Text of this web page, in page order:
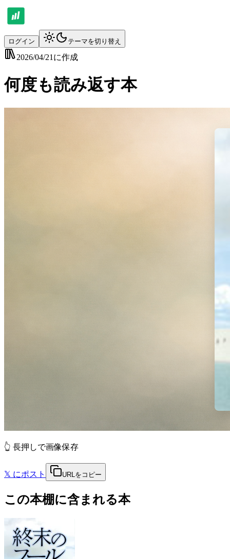
ログイン テーマを切り替え
2026/04/21 に作成
何度も読み返す本
👆 長押しで画像保存
𝕏 にポスト URLをコピー
この本棚に含まれる本